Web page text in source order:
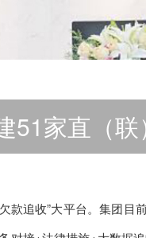
51家直（
追收”大平台。集团